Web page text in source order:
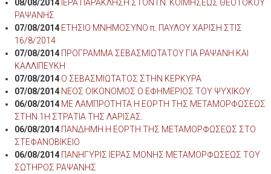
08/08/2014 ΙΕΡΑ ΠΑΡΑΚΛΗΣΗ ΣΤΟΝ Ι.Ν. ΚΟΙΜΗΣΕΩΣ ΘΕΟΤΟΚΟΥ
ΡΑΨΑΝΗΣ
07/08/2014 ΕΤΗΣΙΟ ΜΝΗΜΟΣΥΝΟ π. ΠΑΥΛΟΥ ΧΑΡΙΣΗ ΣΤΙΣ
16/8/2014
07/08/2014 ΠΡΟΓΡΑΜΜΑ ΣΕΒΑΣΜΙΩΤΑΤΟΥ ΓΙΑ ΡΑΨΑΝΗ ΚΑΙ
ΚΑΛΛΙΠΕΥΚΗ
07/08/2014 Ο ΣΕΒΑΣΜΙΩΤΑΤΟΣ ΣΤΗΝ ΚΕΡΚΥΡΑ
07/08/2014 ΝΕΟΣ ΟΙΚΟΝΟΜΟΣ Ο ΕΦΗΜΕΡΙΟΣ ΤΟΥ ΨΥΧΙΚΟΥ.
06/08/2014 ΜΕ ΛΑΜΠΡΟΤΗΤΑ Η ΕΟΡΤΗ ΤΗΣ ΜΕΤΑΜΟΡΦΩΣΕΩΣ
ΣΤΗΝ 1Η ΣΤΡΑΤΙΑ ΤΗΣ ΛΑΡΙΣΑΣ.
06/08/2014 ΠΑΝΔΗΜΗ Η ΕΟΡΤΗ ΤΗΣ ΜΕΤΑΜΟΡΦΩΣΕΩΣ ΣΤΟ
ΣΤΕΦΑΝΟΒΙΚΕΙΟ
06/08/2014 ΠΑΝΗΓΥΡΙΣ ΙΕΡΑΣ ΜΟΝΗΣ ΜΕΤΑΜΟΡΦΩΣΕΩΣ ΤΟΥ
ΣΩΤΗΡΟΣ ΡΑΨΑΝΗΣ